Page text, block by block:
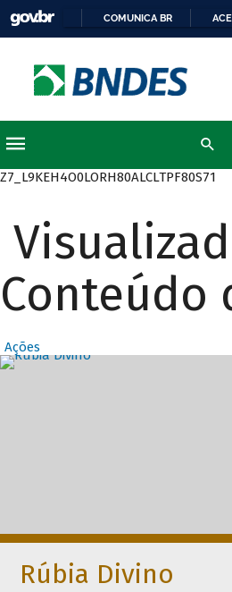
COMUNICA BR
Z7_L9KEH4O0LORH80ALCLTPF80S71
Conteúdo
Ações
Rúbia Divino